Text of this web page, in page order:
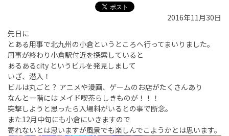
2016年11月30日
先日に
とある用事で北九州の小倉というところへ行ってまいりました。
用事が終わり小倉駅付近を探索していると
あるあるcity というビルを発見しまして
いざ、潜入！
ビルは丸ごと？ アニメや漫画、ゲームのお店がたくさんあり
なんと一階には メイド喫茶らしきものが！！！
突撃しようと思ったら入場料がいるとの事で断念。
また12月中旬にも小倉にいきますので
寄れないとは思いますが風景でも楽しんでこようかとは思います。